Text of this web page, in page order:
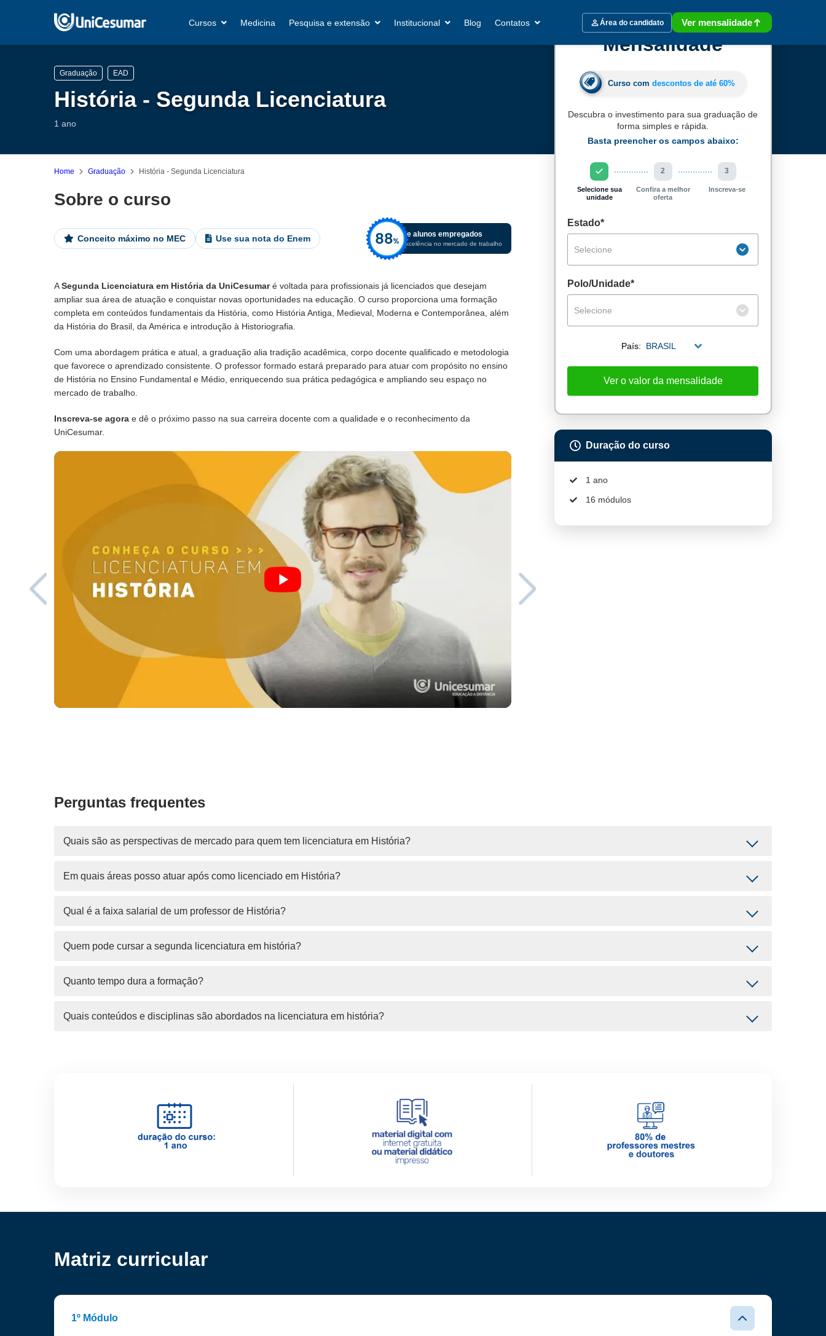
Cursos Medicina Pesquisa e extensão Institucional Blog Contatos Área do candidato Ver mensalidade
Graduação EAD
História - Segunda Licenciatura
1 ano
Home Graduação História - Segunda Licenciatura
Sobre o curso
Conceito máximo no MEC Use sua nota do Enem De alunos empregados
Excelência no mercado de trabalho
ASegunda Licenciatura em História da UniCesumaré voltada para profissionais já licenciados que desejam
ampliar sua área de atuação e conquistar novas oportunidades na educação. O curso proporciona uma formação
completa em conteúdos fundamentais da História, como História Antiga, Medieval, Moderna e Contemporânea, além
da História do Brasil, da América e introdução à Historiografia.
Com uma abordagem prática e atual, a graduação alia tradição acadêmica, corpo docente qualificado e metodologia
que favorece o aprendizado consistente. O professor formado estará preparado para atuar com propósito no ensino
de História no Ensino Fundamental e Médio, enriquecendo sua prática pedagógica e ampliando seu espaço no
mercado de trabalho.
Inscreva-se agora e dê o próximo passo na sua carreira docente com a qualidade e o reconhecimento da
UniCesumar.
Mensalidade
Curso com descontos de até 60%
Descubra o investimento para sua graduação de
forma simples e rápida.
Basta preencher os campos abaixo:
Selecione sua
unidade
2
Confira a melhor
oferta
3
Inscreva-se
Estado*
Selecione
Polo/Unidade*
Selecione
País: BRASIL
Ver o valor da mensalidade
Duração do curso
1 ano
16 módulos
Perguntas frequentes
Quais são as perspectivas de mercado para quem tem licenciatura em História?
Em quais áreas posso atuar após como licenciado em História?
Qual é a faixa salarial de um professor de História?
Quem pode cursar a segunda licenciatura em história?
Quanto tempo dura a formação?
Quais conteúdos e disciplinas são abordados na licenciatura em história?
Matriz curricular
1º Módulo